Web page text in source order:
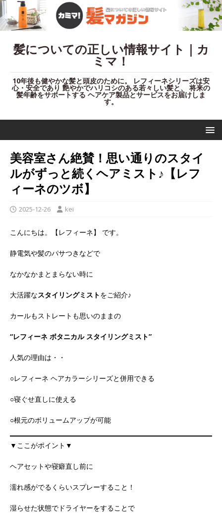
髪についての正しい情報サイト｜カ
ミマ！
10年後も健やかな髪と頭皮のために。 レフィーネシリーズは安
心・安全であり 艶やかでハリコシのある若々しい髪と、 将来の
髪年齢をサポートする ヘアケア製品とサービスをお届けしま
す。
美容室さん絶賛！思い通りのスタイ
ルがずっと続くヘアミスト♪【レフ
ィーネのツボ】
2025-12-26 kei
こんにちは。【レフィーネ】 です。
静電気や髪のパサつきなどで
なかなかまとまらない時に
大活躍なスタイリングミストをご紹介♪
カールもストレートも思いのままの
“レフィーネ ボタニカル スタイリングミスト”
人気の理由は・・
○レフィーネ ヘアカラーシリーズと併用できる
○寝ぐせ直しに使える
○根元のボリュームアップが可能
▼ここがポイント▼
ヘアセットや寝癖直し前に
濡れ感がでるくらいスプレーすること！
湿らせた状態でドライヤーをすることで